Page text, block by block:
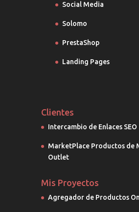
Social Media
Solomo
PrestaShop
Landing Pages
Clientes
Intercambio de Enlaces SEO
MarketPlace Productos de
Outlet
Mis Proyectos
Agregador de Productos